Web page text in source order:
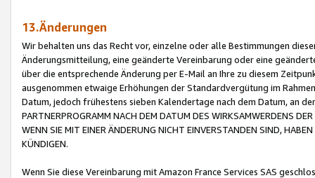
13.Änderungen
Wir behalten uns das Recht vor, einzelne oder alle Bestimmungen
Änderungsmitteilung, eine geänderte Vereinbarung oder eine
über die entsprechende Änderung per E-Mail an Ihre zu diesem
ausgenommen etwaige Erhöhungen der Standardvergütung im
Datum, jedoch frühestens sieben Kalendertage nach dem Datum, an
PARTNERPROGRAMM NACH DEM DATUM DES WIRKSAMWERDENS
WENN SIE MIT EINER ÄNDERUNG NICHT EINVERSTANDEN SIND,
KÜNDIGEN.
Wenn Sie diese Vereinbarung mit Amazon France Services SAS